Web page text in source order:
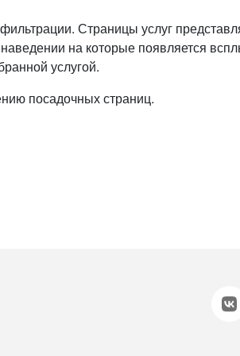
Страницы услуг
на которые появляется
услугой.
посадочных страниц.